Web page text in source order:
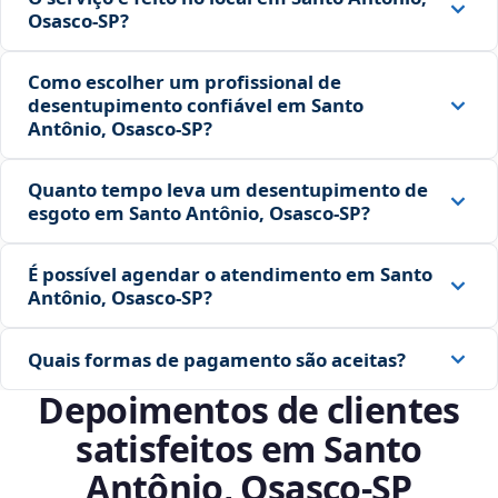
Osasco‑SP?
Como escolher um profissional de
desentupimento confiável em Santo
Antônio, Osasco‑SP?
Quanto tempo leva um desentupimento de
esgoto em Santo Antônio, Osasco‑SP?
É possível agendar o atendimento em Santo
Antônio, Osasco‑SP?
Quais formas de pagamento são aceitas?
Depoimentos de clientes
satisfeitos em Santo
Antônio, Osasco‑SP